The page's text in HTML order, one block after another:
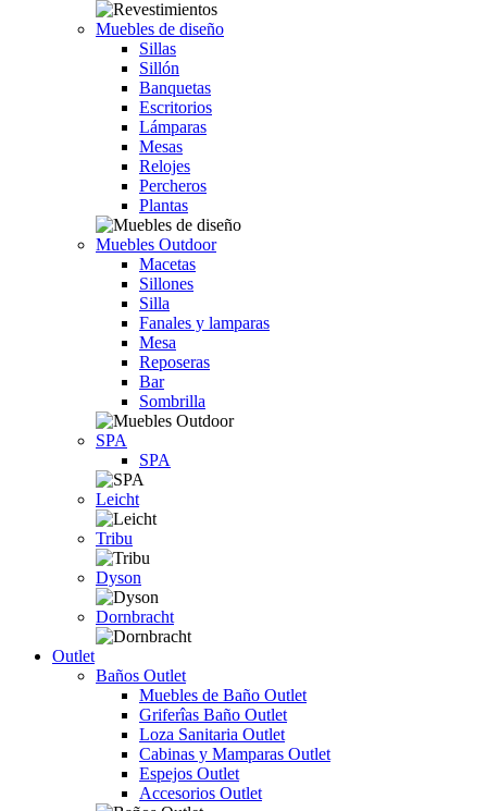
Muebles de diseño
Sillas
Sillón
Banquetas
Escritorios
Lámparas
Mesas
Relojes
Percheros
Plantas
Muebles Outdoor
Macetas
Sillones
Silla
Fanales y lamparas
Mesa
Reposeras
Bar
Sombrilla
SPA
SPA
Leicht
Tribu
Dyson
Dornbracht
Outlet
Baños Outlet
Muebles de Baño Outlet
Griferîas Baño Outlet
Loza Sanitaria Outlet
Cabinas y Mamparas Outlet
Espejos Outlet
Accesorios Outlet